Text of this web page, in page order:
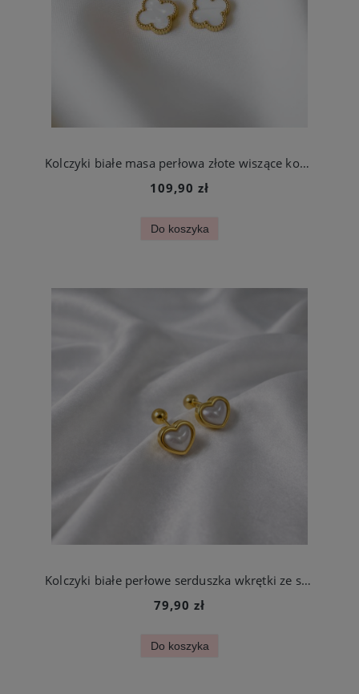
Kolczyki białe masa perłowa złote wiszące koniczynki ze stali chirurgicznej
109,90 zł
Do koszyka
Kolczyki białe perłowe serduszka wkrętki ze stali szlachetnej
79,90 zł
Do koszyka